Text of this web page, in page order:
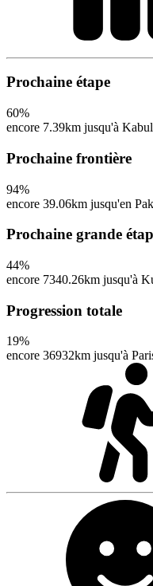
Prochaine étape
60%
encore 7.39km jusqu'à
Prochaine frontière
94%
encore 39.06km jusqu'en
Prochaine grande
44%
encore 7340.26km jusqu'à
Progression totale
19%
encore 36932km jusqu'à